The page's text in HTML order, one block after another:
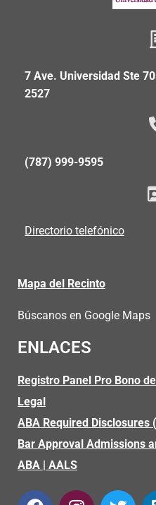
7 Ave. Universidad Ste
2527
(787) 999-9595
Directorio telefónico
Mapa del Recinto
Búscanos en Google Maps
ENLACES
Registro Panel Pro Bono
Legal
ABA Required
Bar Approval Admissions
ABA | AALS